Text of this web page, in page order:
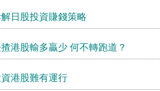
日股投資賺錢策略
港股輸多贏少 何不轉跑道？
港股難有運行